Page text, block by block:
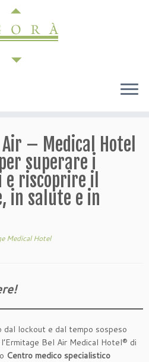
– Medical Hotel
superare i
riscoprire il
in salute e in
Medical Hotel
dal lockout e dal tempo sospeso
Bel Air Medical Hotel® di
Centro medico specialistico